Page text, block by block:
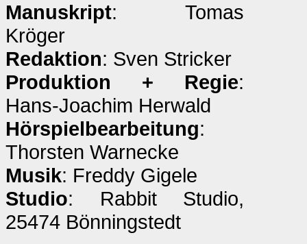
Manuskript: Tomas
Kröger
Redaktion: Sven Stricker
Produktion + Regie:
Hans-Joachim Herwald
Hörspielbearbeitung:
Thorsten Warnecke
Musik: Freddy Gigele
Studio: Rabbit Studio,
25474 Bönningstedt